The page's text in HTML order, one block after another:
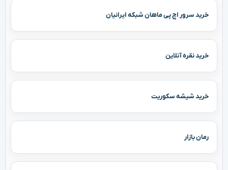
خرید سرور اچ پی ماهان شبکه ایرانیان
خرید نقره آنلاین
خرید شیشه سکوریت
رمان بازار